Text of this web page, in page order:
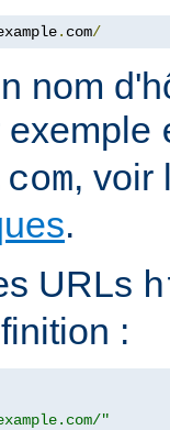
. com/
nom
exemple
, voir
.
URLs
:
"